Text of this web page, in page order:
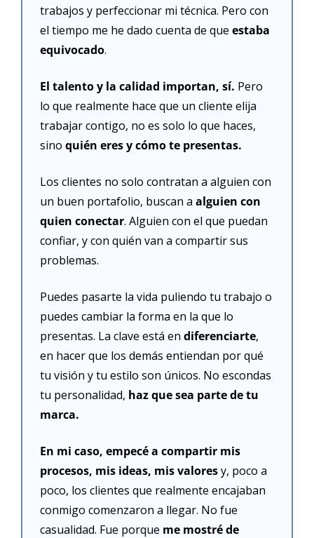
trabajos y perfeccionar mi técnica. Pero con
el tiempo me he dado cuenta de que estaba
equivocado.
El talento y la calidad importan, sí. Pero
lo que realmente hace que un cliente elija
trabajar contigo, no es solo lo que haces,
sino quién eres y cómo te presentas.
Los clientes no solo contratan a alguien con
un buen portafolio, buscan a alguien con
quien conectar. Alguien con el que puedan
confiar, y con quién van a compartir sus
problemas.
Puedes pasarte la vida puliendo tu trabajo o
puedes cambiar la forma en la que lo
presentas. La clave está en diferenciarte,
en hacer que los demás entiendan por qué
tu visión y tu estilo son únicos. No escondas
tu personalidad, haz que sea parte de tu
marca.
En mi caso, empecé a compartir mis
procesos, mis ideas, mis valores y, poco a
poco, los clientes que realmente encajaban
conmigo comenzaron a llegar. No fue
casualidad. Fue porque me mostré de